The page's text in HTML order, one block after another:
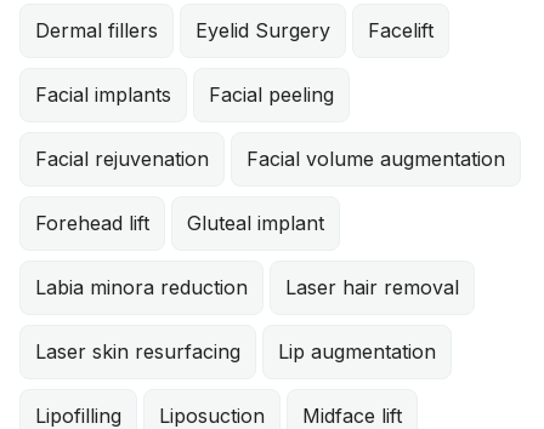
Dermal fillers Eyelid Surgery Facelift
Facial implants Facial peeling
Facial rejuvenation Facial volume augmentation
Forehead lift Gluteal implant
Labia minora reduction Laser hair removal
Laser skin resurfacing Lip augmentation
Lipofilling Liposuction Midface lift